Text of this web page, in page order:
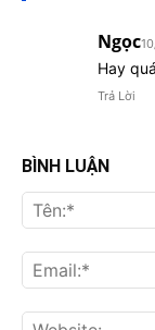
Ngọc
Hay quá
Trả Lời
BÌNH LUẬN